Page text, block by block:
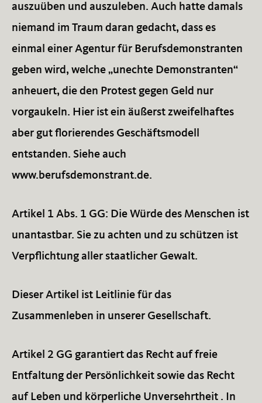
auszuüben und auszuleben. Auch hatte damals
niemand im Traum daran gedacht, dass es
einmal einer Agentur für Berufsdemonstranten
geben wird, welche „unechte Demonstranten“
anheuert, die den Protest gegen Geld nur
vorgaukeln. Hier ist ein äußerst zweifelhaftes
aber gut florierendes Geschäftsmodell
entstanden. Siehe auch
www.berufsdemonstrant.de.
Artikel 1 Abs. 1 GG: Die Würde des Menschen ist
unantastbar. Sie zu achten und zu schützen ist
Verpflichtung aller staatlicher Gewalt.
Dieser Artikel ist Leitlinie für das
Zusammenleben in unserer Gesellschaft.
Artikel 2 GG garantiert das Recht auf freie
Entfaltung der Persönlichkeit sowie das Recht
auf Leben und körperliche Unversehrtheit . In